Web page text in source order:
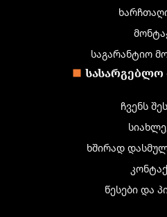
საგარანტიო
ᲡᲐᲡᲐᲠᲒᲔᲑᲚᲝ
ჩვენს
ხშირად
წესები და